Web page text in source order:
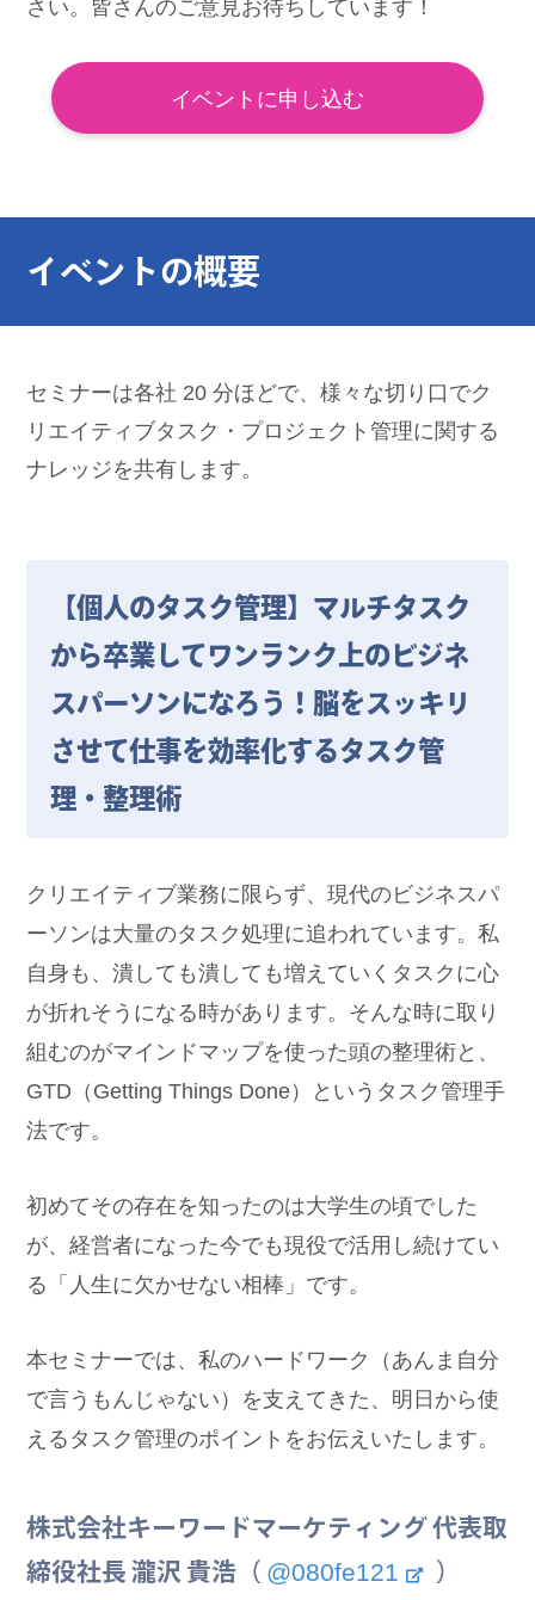
さい。皆さんのご意見お待ちしています！
イベントに申し込む
イベントの概要
セミナーは各社 20 分ほどで、様々な切り口でク
リエイティブタスク・プロジェクト管理に関する
ナレッジを共有します。
【個人のタスク管理】マルチタスク
から卒業してワンランク上のビジネ
スパーソンになろう！脳をスッキリ
させて仕事を効率化するタスク管
理・整理術
クリエイティブ業務に限らず、現代のビジネスパ
ーソンは大量のタスク処理に追われています。私
自身も、潰しても潰しても増えていくタスクに心
が折れそうになる時があります。そんな時に取り
組むのがマインドマップを使った頭の整理術と、
GTD（Getting Things Done）というタスク管理手
法です。
初めてその存在を知ったのは大学生の頃でした
が、経営者になった今でも現役で活用し続けてい
る「人生に欠かせない相棒」です。
本セミナーでは、私のハードワーク（あんま自分
で言うもんじゃない）を支えてきた、明日から使
えるタスク管理のポイントをお伝えいたします。
株式会社キーワードマーケティング 代表取
締役社長 瀧沢 貴浩（ @080fe121 ）